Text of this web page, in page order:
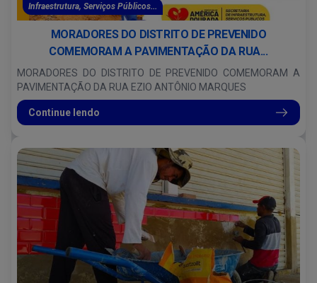
Infraestrutura, Serviços Públicos...
MORADORES DO DISTRITO DE PREVENIDO
COMEMORAM A PAVIMENTAÇÃO DA RUA...
MORADORES DO DISTRITO DE PREVENIDO COMEMORAM A
PAVIMENTAÇÃO DA RUA EZIO ANTÔNIO MARQUES
Continue lendo